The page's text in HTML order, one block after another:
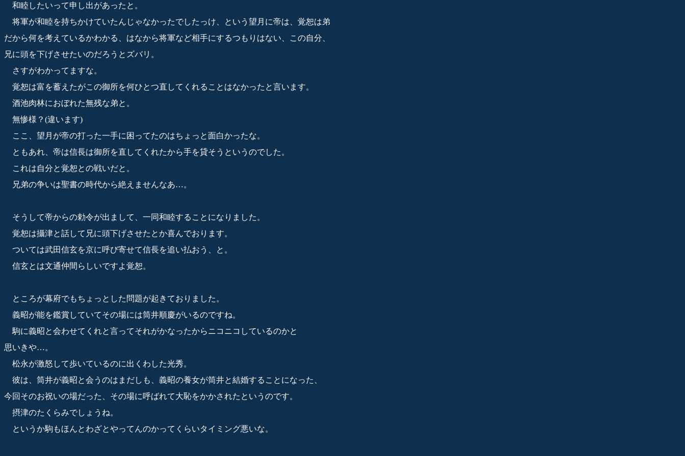
和睦したいって申し出があったと。
将軍が和睦を持ちかけていたんじゃなかったでしたっけ、という望月に帝は、覚恕は弟
だから何を考えているかわかる、はなから将軍など相手にするつもりはない、この自分、
兄に頭を下げさせたいのだろうとズバリ。
さすがわかってますな。
覚恕は富を蓄えたがこの御所を何ひとつ直してくれることはなかったと言います。
酒池肉林におぼれた無残な弟と。
無惨様？(違います)
ここ、望月が帝の打った一手に困ってたのはちょっと面白かったな。
ともあれ、帝は信長は御所を直してくれたから手を貸そうというのでした。
これは自分と覚恕との戦いだと。
兄弟の争いは聖書の時代から絶えませんなあ…。
そうして帝からの勅令が出まして、一同和睦することになりました。
覚恕は攝津と話して兄に頭下げさせたとか喜んでおります。
ついては武田信玄を京に呼び寄せて信長を追い払おう、と。
信玄とは文通仲間らしいですよ覚恕。
ところが幕府でもちょっとした問題が起きておりました。
義昭が能を鑑賞していてその場には筒井順慶がいるのですね。
駒に義昭と会わせてくれと言ってそれがかなったからニコニコしているのかと
思いきや…。
松永が激怒して歩いているのに出くわした光秀。
彼は、筒井が義昭と会うのはまだしも、義昭の養女が筒井と結婚することになった、
今回そのお祝いの場だった、その場に呼ばれて大恥をかかされたというのです。
摂津のたくらみでしょうね。
というか駒もほんとわざとやってんのかってくらいタイミング悪いな。